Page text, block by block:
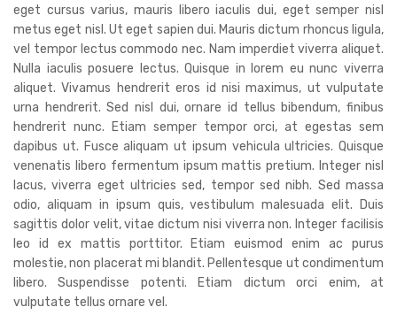
eget cursus varius, mauris libero iaculis dui, eget semper nisl
metus eget nisl. Ut eget sapien dui. Mauris dictum rhoncus ligula,
vel tempor lectus commodo nec. Nam imperdiet viverra aliquet.
Nulla iaculis posuere lectus. Quisque in lorem eu nunc viverra
aliquet. Vivamus hendrerit eros id nisi maximus, ut vulputate
urna hendrerit. Sed nisl dui, ornare id tellus bibendum, finibus
hendrerit nunc. Etiam semper tempor orci, at egestas sem
dapibus ut. Fusce aliquam ut ipsum vehicula ultricies. Quisque
venenatis libero fermentum ipsum mattis pretium. Integer nisl
lacus, viverra eget ultricies sed, tempor sed nibh. Sed massa
odio, aliquam in ipsum quis, vestibulum malesuada elit. Duis
sagittis dolor velit, vitae dictum nisi viverra non. Integer facilisis
leo id ex mattis porttitor. Etiam euismod enim ac purus
molestie, non placerat mi blandit. Pellentesque ut condimentum
libero. Suspendisse potenti. Etiam dictum orci enim, at
vulputate tellus ornare vel.